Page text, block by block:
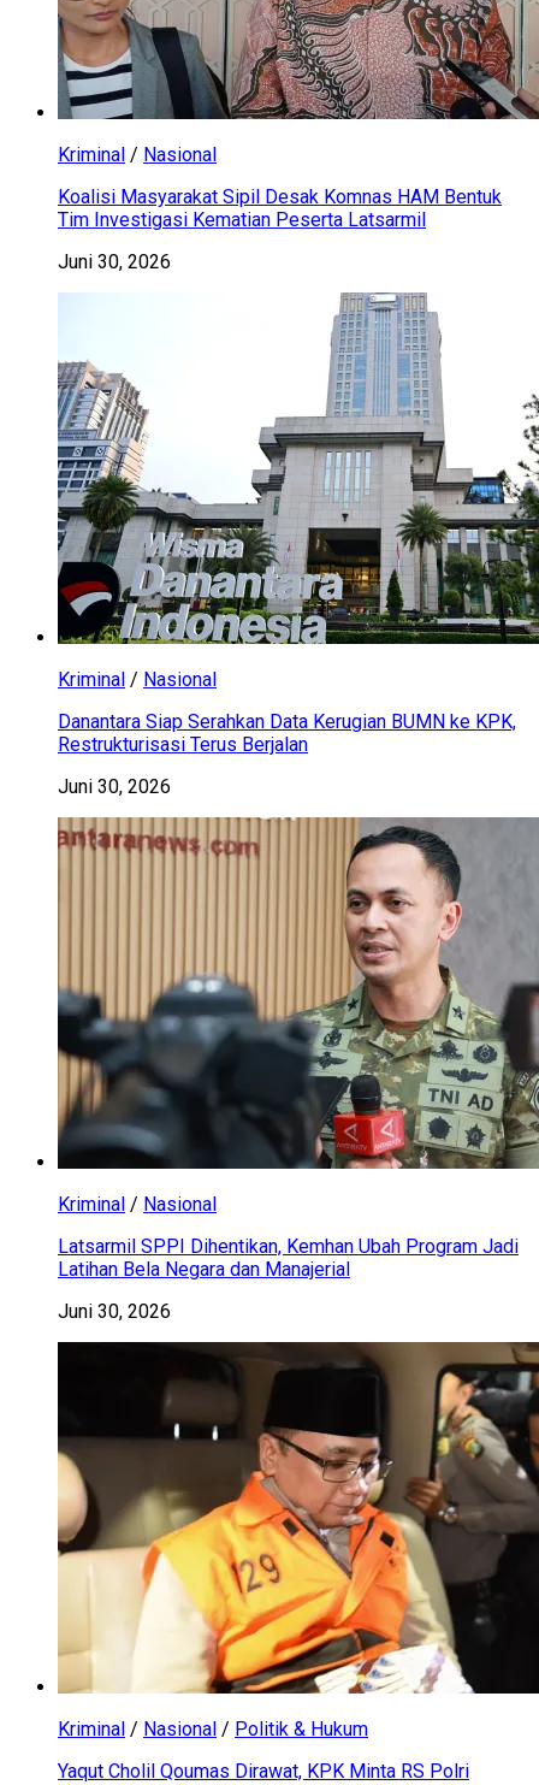
Kriminal / Nasional
Koalisi Masyarakat Sipil Desak Komnas HAM Bentuk
Tim Investigasi Kematian Peserta Latsarmil
Juni 30, 2026
Kriminal / Nasional
Danantara Siap Serahkan Data Kerugian BUMN ke KPK,
Restrukturisasi Terus Berjalan
Juni 30, 2026
Kriminal / Nasional
Latsarmil SPPI Dihentikan, Kemhan Ubah Program Jadi
Latihan Bela Negara dan Manajerial
Juni 30, 2026
Kriminal / Nasional / Politik & Hukum
Yaqut Cholil Qoumas Dirawat, KPK Minta RS Polri